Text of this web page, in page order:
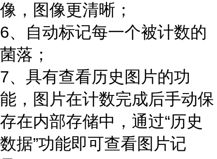
像，图像更清晰；
6、自动标记每一个被计数的
菌落；
7、 具有查看历史图片的功
能，图片在计数完成后手动保
存在内部存储中，通过“历史
数据”功能即可查看图片记